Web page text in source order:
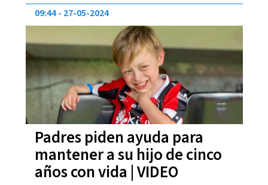
Padres piden ayuda para
mantener a su hijo de cinco
años con vida | VIDEO
09:44 27-05-2024